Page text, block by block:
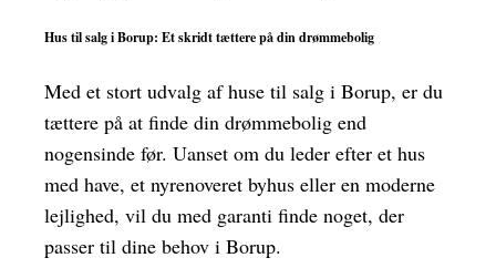
Hus til salg i Borup: Et skridt tættere på din drømmebolig
Med et stort udvalg af huse til salg i Borup, er du
tættere på at finde din drømmebolig end
nogensinde før. Uanset om du leder efter et hus
med have, et nyrenoveret byhus eller en moderne
lejlighed, vil du med garanti finde noget, der
passer til dine behov i Borup.